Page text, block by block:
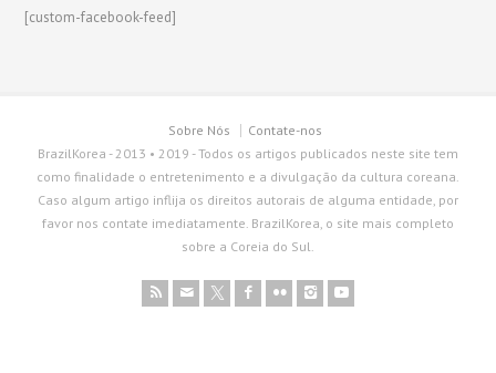
[custom-facebook-feed]
Sobre Nós
Contate-nos
BrazilKorea - 2013 • 2019 - Todos os artigos publicados neste site tem
como finalidade o entretenimento e a divulgação da cultura coreana.
Caso algum artigo inflija os direitos autorais de alguma entidade, por
favor nos contate imediatamente. BrazilKorea, o site mais completo
sobre a Coreia do Sul.